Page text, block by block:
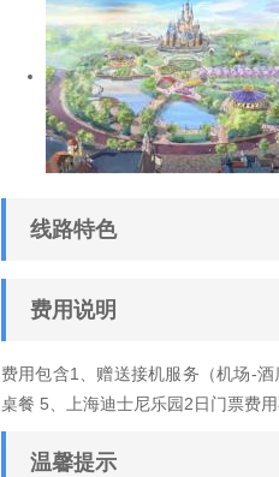
线路特色
费用说明
费用包含1、赠送接机服务（机场-
桌餐 5、上海迪士尼乐园2日门票费
温馨提示